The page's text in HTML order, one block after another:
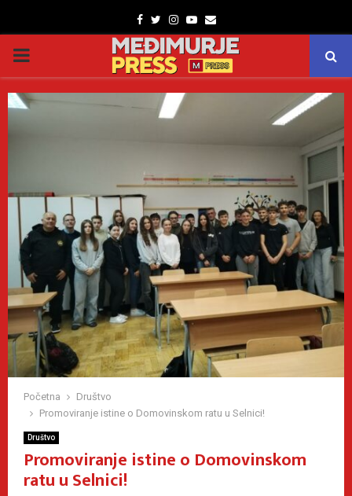
Facebook
TwitterInstagram
Youtube
Email
PRIMARY
MENU
Početna
Društvo
Promoviranje istine o Domovinskom ratu u Selnici!
Društvo
Promoviranje istine o Domovinskom
ratu u Selnici!